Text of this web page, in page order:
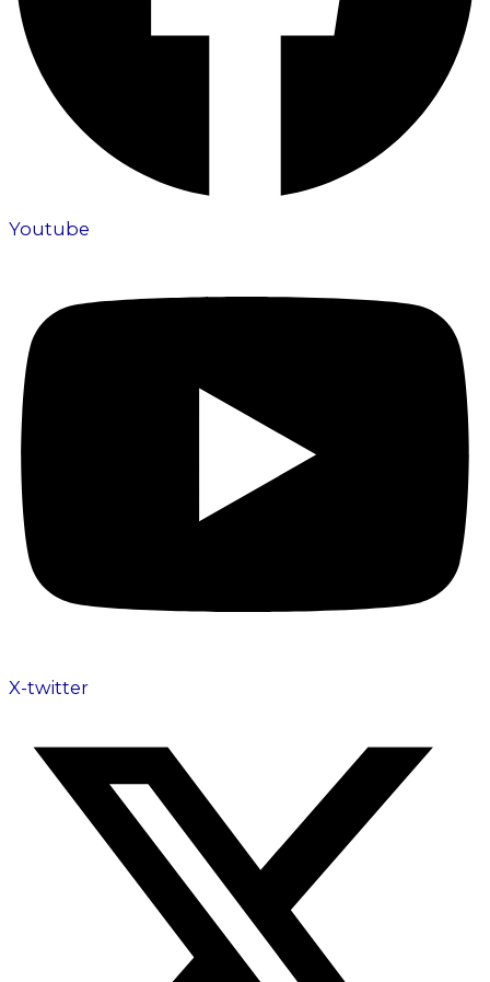
Youtube
X-twitter